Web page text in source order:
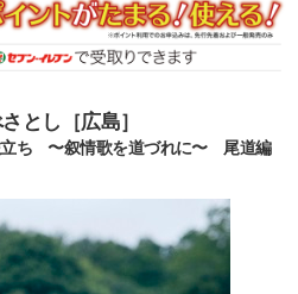
とし［広島］
ち 〜叙情歌を道づれに〜 尾道編